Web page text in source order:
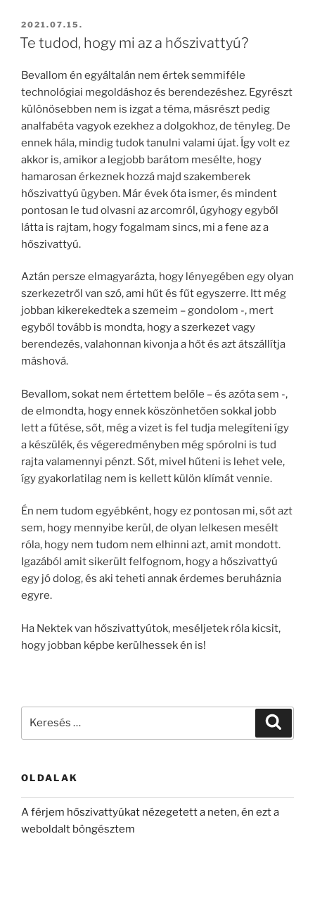
BEKÜLDVE:
2021.07.15.
Te tudod, hogy mi az a hőszivattyú?
Bevallom én egyáltalán nem értek semmiféle
technológiai megoldáshoz és berendezéshez. Egyrészt
különösebben nem is izgat a téma, másrészt pedig
analfabéta vagyok ezekhez a dolgokhoz, de tényleg. De
ennek hála, mindig tudok tanulni valami újat. Így volt ez
akkor is, amikor a legjobb barátom mesélte, hogy
hamarosan érkeznek hozzá majd szakemberek
hőszivattyú ügyben. Már évek óta ismer, és mindent
pontosan le tud olvasni az arcomról, úgyhogy egyből
látta is rajtam, hogy fogalmam sincs, mi a fene az a
hőszivattyú.
Aztán persze elmagyarázta, hogy lényegében egy olyan
szerkezetről van szó, ami hűt és fűt egyszerre. Itt még
jobban kikerekedtek a szemeim – gondolom -, mert
egyből tovább is mondta, hogy a szerkezet vagy
berendezés, valahonnan kivonja a hőt és azt átszállítja
máshová.
Bevallom, sokat nem értettem belőle – és azóta sem -,
de elmondta, hogy ennek köszönhetően sokkal jobb
lett a fűtése, sőt, még a vizet is fel tudja melegíteni így
a készülék, és végeredményben még spórolni is tud
rajta valamennyi pénzt. Sőt, mivel hűteni is lehet vele,
így gyakorlatilag nem is kellett külön klímát vennie.
Én nem tudom egyébként, hogy ez pontosan mi, sőt azt
sem, hogy mennyibe kerül, de olyan lelkesen mesélt
róla, hogy nem tudom nem elhinni azt, amit mondott.
Igazából amit sikerült felfognom, hogy a hőszivattyú
egy jó dolog, és aki teheti annak érdemes beruháznia
egyre.
Ha Nektek van hőszivattyútok, meséljetek róla kicsit,
hogy jobban képbe kerülhessek én is!
OLDALAK
A férjem hőszivattyúkat nézegetett a neten, én ezt a
weboldalt böngésztem